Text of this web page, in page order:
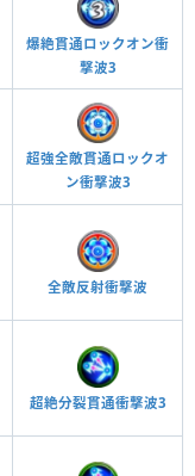
爆絶貫通ロックオン衝
撃波3
超強全敵貫通ロックオ
ン衝撃波3
全敵反射衝撃波
超絶分裂貫通衝撃波3